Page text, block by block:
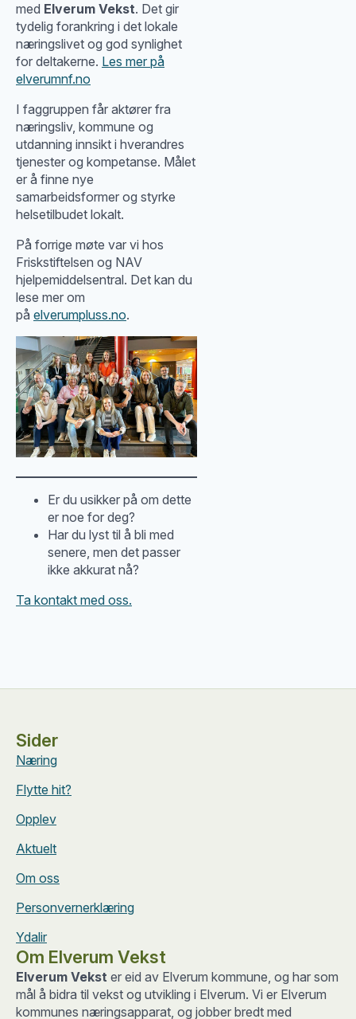
med Elverum Vekst. Det gir
tydelig forankring i det lokale
næringslivet og god synlighet
for deltakerne. Les mer på
elverumnf.no
I faggruppen får aktører fra
næringsliv, kommune og
utdanning innsikt i hverandres
tjenester og kompetanse. Målet
er å finne nye
samarbeidsformer og styrke
helsetilbudet lokalt.
På forrige møte var vi hos
Friskstiftelsen og NAV
hjelpemiddelsentral. Det kan du
lese mer om
på elverumpluss.no.
Er du usikker på om dette
er noe for deg?
Har du lyst til å bli med
senere, men det passer
ikke akkurat nå?
Ta kontakt med oss.
Sider
Næring
Flytte hit?
Opplev
Aktuelt
Om oss
Personvernerklæring
Ydalir
Om Elverum Vekst
Elverum Vekst er eid av Elverum kommune, og har som
mål å bidra til vekst og utvikling i Elverum. Vi er Elverum
kommunes næringsapparat, og jobber bredt med